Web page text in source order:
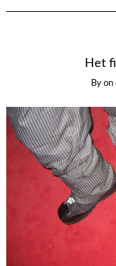
Het
By on